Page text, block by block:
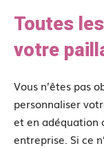
Toutes
votre
Vous n’êtes pas
personnaliser
et en adéquation
entreprise. Si ce